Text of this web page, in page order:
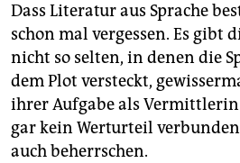
abo
genossenschaft
epaper login
Dass Literatur aus Sprache
schon mal vergessen. Es gibt
nicht so selten, in denen die
dem Plot versteckt,
ihrer Aufgabe als
gar kein Werturteil
auch beherrschen.